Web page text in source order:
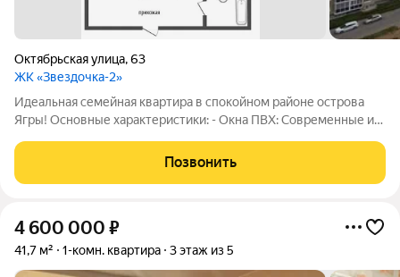
Октябрьская улица,63
ЖК «Звездочка-2»
Идеальная семейная квартира в спокойном районе острова
Ягры! Основные характеристики: - Окна ПВХ: Современные и
и сохраняют тепло. - Электропроводка: Новая, с розетками и
выключателями, что делает
Позвонить
4 600 000 ₽
41,7 м² 1-комн. квартира 3 этаж из 5